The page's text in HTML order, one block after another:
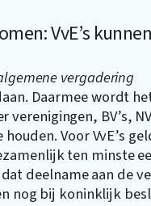
VvE’s
vergadering
Daarmee wordt
BV’s,
Voor VvE’s
ten minste
deelname aan de
nog bij koninklijk